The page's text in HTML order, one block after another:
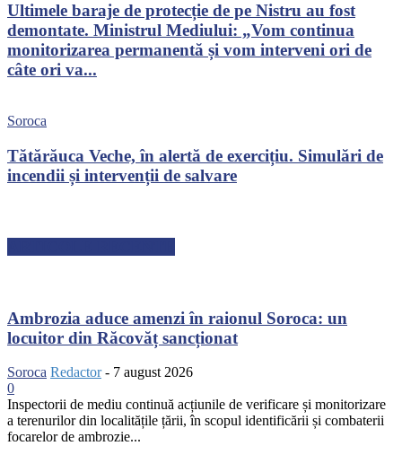
Ultimele baraje de protecție de pe Nistru au fost
demontate. Ministrul Mediului: „Vom continua
monitorizarea permanentă și vom interveni ori de
câte ori va...
Soroca
Tătărăuca Veche, în alertă de exercițiu. Simulări de
incendii și intervenții de salvare
Ambrozia aduce amenzi în raionul Soroca: un
locuitor din Răcovăț sancționat
Soroca Redactor - 7 august 2026
0
Inspectorii de mediu continuă acțiunile de verificare și monitorizare
a terenurilor din localitățile țării, în scopul identificării și combaterii
focarelor de ambrozie...